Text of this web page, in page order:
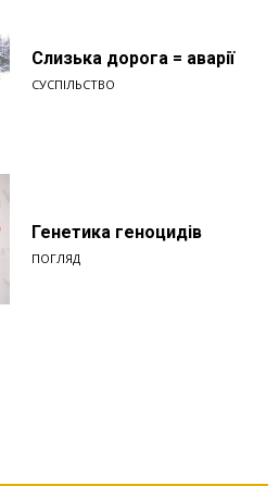
Слизька дорога = аварії
СУСПІЛЬСТВО
Генетика геноцидів
ПОГЛЯД